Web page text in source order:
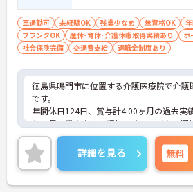
車通勤可 未経験OK 残業少なめ 無資格OK
ブランクOK
産休･育休･介護休暇取得実績あり
ボ
社会保険完備
交通費支給 退職金制度あり
徳島県鳴門市に位置する介護医療院で介護
です。
年間休日124日、賞与計4.00ヶ月の過去実
り、長く働きやすい環境です。マイカー通
駐車場も完備されています。退職金制度も
定した就業を目指せます。
ご興味のある方には、面接対策ポイントな
詳細をお話いたしますので、お気軽にご相
い。
詳細を見る 無料